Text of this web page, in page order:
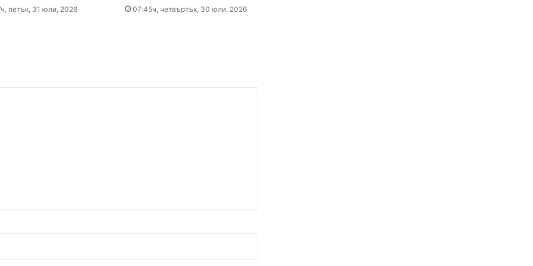
остават само в евро
Нови детйали за убийството в Пловдив: Нечовешка жестокост
петък, 31 юли, 2026 07:45ч, четвъртък, 30 юли, 2026